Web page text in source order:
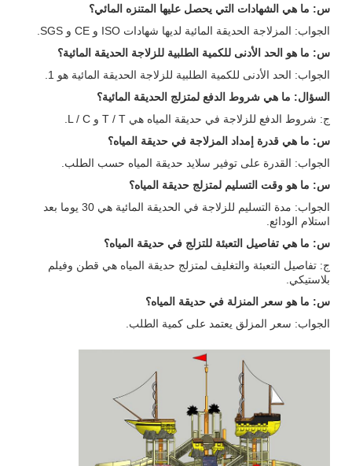
س: ما هي الشهادات التي يحصل عليها المتنزه المائي؟
الجواب: المزلاجة الحديقة المائية لديها شهادات ISO و CE و SGS.
س: ما هو الحد الأدنى للكمية الطلبية للزلاجة الحديقة المائية؟
الجواب: الحد الأدنى للكمية الطلبية للزلاجة الحديقة المائية هو 1.
السؤال: ما هي شروط الدفع لمتزلج الحديقة المائية؟
ج: شروط الدفع للزلاجة في حديقة المياه هي T / T و L / C.
س: ما هي قدرة إمداد المزلاجة في حديقة المياه؟
الجواب: القدرة على توفير سلايد حديقة المياه حسب الطلب.
س: ما هو وقت التسليم لمتزلج حديقة المياه؟
الجواب: مدة التسليم للزلاجة في الحديقة المائية هي 30 يوما بعد
استلام الودائع.
س: ما هي تفاصيل التعبئة للتزلج في حديقة المياه؟
ج: تفاصيل التعبئة والتغليف لمتزلج حديقة المياه هي قطن وفيلم
بلاستيكي.
س: ما هو سعر المنزلة في حديقة المياه؟
الجواب: سعر المزلق يعتمد على كمية الطلب.